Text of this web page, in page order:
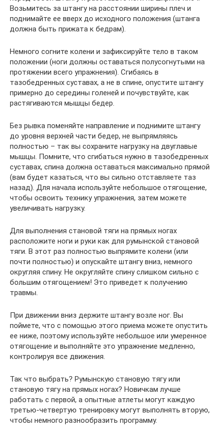
Возьмитесь за штангу на расстоянии ширины плеч и
поднимайте ее вверх до исходного положения (штанга
должна быть прижата к бедрам).
Немного согните колени и зафиксируйте тело в таком
положении (ноги должны оставаться полусогнутыми на
протяжении всего упражнения). Сгибаясь в
тазобедренных суставах, а не в спине, опустите штангу
примерно до середины голеней и почувствуйте, как
растягиваются мышцы бедер.
Без рывка поменяйте направление и поднимите штангу
до уровня верхней части бедер, не выпрямляясь
полностью – так вы сохраните нагрузку на двуглавые
мышцы. Помните, что сгибаться нужно в тазобедренных
суставах, спина должна оставаться максимально прямой
(вам будет казаться, что вы сильно отставляете таз
назад). Для начала используйте небольшое отягощение,
чтобы освоить технику упражнения, затем можете
увеличивать нагрузку.
Для выполнения становой тяги на прямых ногах
расположите ноги и руки как для румынской становой
тяги. В этот раз полностью выпрямите колени (или
почти полностью) и опускайте штангу вниз, немного
округляя спину. Не округляйте спину слишком сильно с
большим отягощением! Это приведет к получению
травмы.
При движении вниз держите штангу возле ног. Вы
поймете, что с помощью этого приема можете опустить
ее ниже, поэтому используйте небольшое или умеренное
отягощение и выполняйте это упражнение медленно,
контролируя все движения.
Так что выбрать? Румынскую становую тягу или
становую тягу на прямых ногах? Новичкам лучше
работать с первой, а опытные атлеты могут каждую
третью-четвертую тренировку могут выполнять вторую,
чтобы немного разнообразить программу.